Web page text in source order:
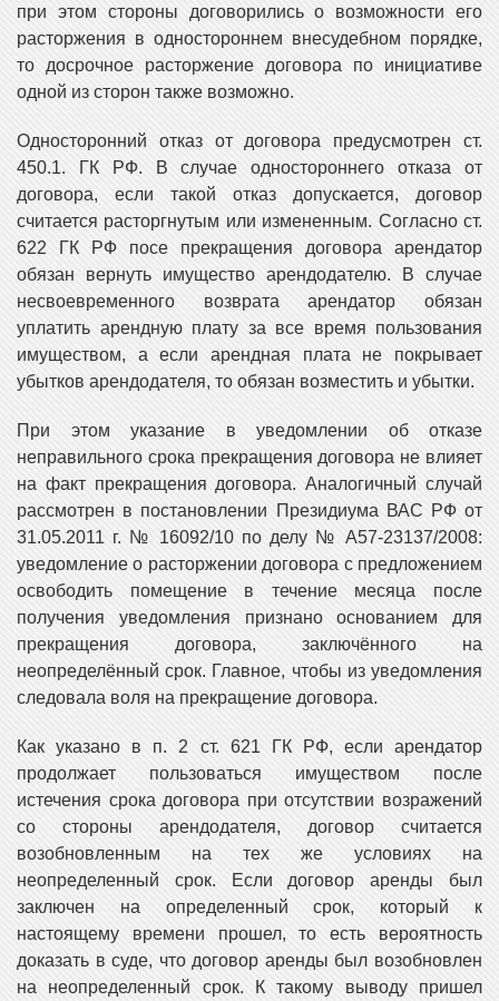
при этом стороны договорились о возможности его
расторжения в одностороннем внесудебном порядке,
то досрочное расторжение договора по инициативе
одной из сторон также возможно.
Односторонний отказ от договора предусмотрен ст.
450.1. ГК РФ. В случае одностороннего отказа от
договора, если такой отказ допускается, договор
считается расторгнутым или измененным. Согласно ст.
622 ГК РФ посе прекращения договора арендатор
обязан вернуть имущество арендодателю. В случае
несвоевременного возврата арендатор обязан
уплатить арендную плату за все время пользования
имуществом, а если арендная плата не покрывает
убытков арендодателя, то обязан возместить и убытки.
При этом указание в уведомлении об отказе
неправильного срока прекращения договора не влияет
на факт прекращения договора. Аналогичный случай
рассмотрен в постановлении Президиума ВАС РФ от
31.05.2011 г. № 16092/10 по делу № А57-23137/2008:
уведомление о расторжении договора с предложением
освободить помещение в течение месяца после
получения уведомления признано основанием для
прекращения договора, заключённого на
неопределённый срок. Главное, чтобы из уведомления
следовала воля на прекращение договора.
Как указано в п. 2 ст. 621 ГК РФ, если арендатор
продолжает пользоваться имуществом после
истечения срока договора при отсутствии возражений
со стороны арендодателя, договор считается
возобновленным на тех же условиях на
неопределенный срок. Если договор аренды был
заключен на определенный срок, который к
настоящему времени прошел, то есть вероятность
доказать в суде, что договор аренды был возобновлен
на неопределенный срок. К такому выводу пришел